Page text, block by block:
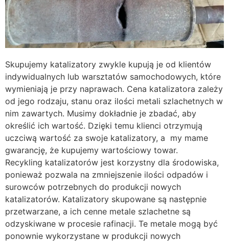
Skupujemy katalizatory zwykle kupują je od klientów
indywidualnych lub warsztatów samochodowych, które
wymieniają je przy naprawach. Cena katalizatora zależy
od jego rodzaju, stanu oraz ilości metali szlachetnych w
nim zawartych. Musimy dokładnie je zbadać, aby
określić ich wartość. Dzięki temu klienci otrzymują
uczciwą wartość za swoje katalizatory, a my mame
gwarancję, że kupujemy wartościowy towar.
Recykling katalizatorów jest korzystny dla środowiska,
ponieważ pozwala na zmniejszenie ilości odpadów i
surowców potrzebnych do produkcji nowych
katalizatorów. Katalizatory skupowane są następnie
przetwarzane, a ich cenne metale szlachetne są
odzyskiwane w procesie rafinacji. Te metale mogą być
ponownie wykorzystane w produkcji nowych